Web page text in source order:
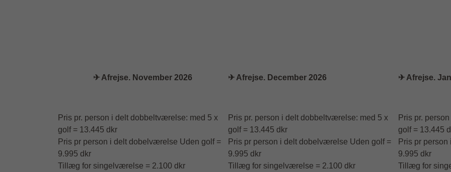
✈ Afrejse. November 2026
Pris pr. person i delt dobbeltværelse: med 5 x
golf = 13.445 dkr
Pris pr person i delt dobelværelse Uden golf =
9.995 dkr
Tillæg for singelværelse = 2.100 dkr
✈ Afrejse. December 2026
Pris pr. person i delt dobbeltværelse: med 5 x
golf = 13.445 dkr
Pris pr person i delt dobelværelse Uden golf =
9.995 dkr
Tillæg for singelværelse = 2.100 dkr
✈ Afrejse.
Pris pr.
golf = 13.445
Pris pr
9.995 dkr
Tillæg for